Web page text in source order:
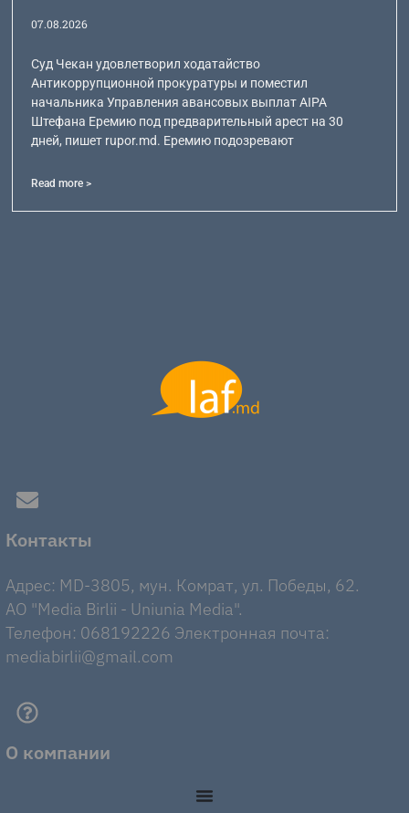
07.08.2026
Суд Чекан удовлетворил ходатайство
Антикоррупционной прокуратуры и поместил
начальника Управления авансовых выплат AIPA
Штефана Еремию под предварительный арест на 30
дней, пишет rupor.md. Еремию подозревают
Read more >
Контакты
Адрес: MD-3805, мун. Комрат, ул. Победы, 62.
AO "Media Birlii - Uniunia Media".
Телефон: 068192226 Электронная почта:
mediabirlii@gmail.com
О компании